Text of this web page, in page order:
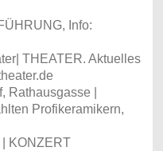
Info:
THEATER. Aktuelles
Rathausgasse |
Profikeramikern,
KONZERT